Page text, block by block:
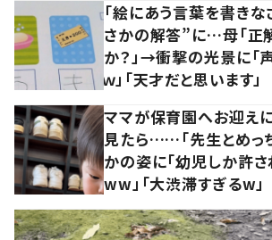
「絵にあう言葉を書きな
さかの解答”に…母「正
か？」→衝撃の光景に「
ｗ」「天才だと思います」
ママが保育園へお迎え
見たら……「先生とめっ
かの姿に「幼児しか許
ww」「大渋滞すぎるw」